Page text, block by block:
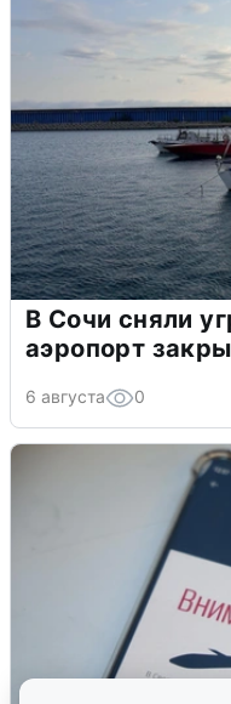
В Сочи сняли
аэропорт
6 августа 0